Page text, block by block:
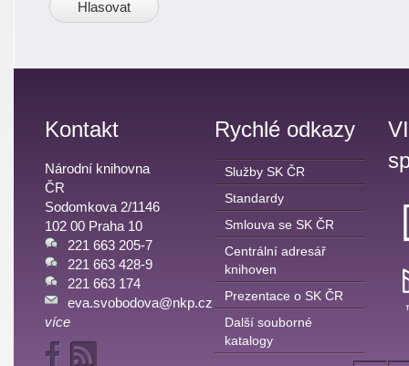
Kontakt
Národní knihovna
ČR
Sodomkova 2/1146
102 00 Praha 10
221 663 205-7
221 663 428-9
221 663 174
eva.svobodova@nkp.cz
více
Rychlé odkazy
Služby SK ČR
Standardy
Smlouva se SK ČR
Centrální adresář
knihoven
Prezentace o SK ČR
Další souborné
katalogy